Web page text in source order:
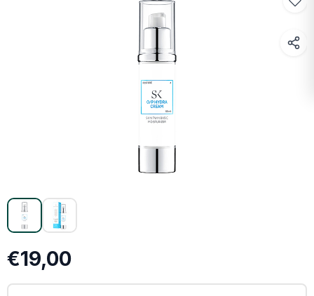
Facebook
WhatsApp
X (Twitter)
€19,00